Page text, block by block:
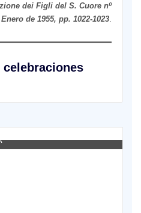
dei Figli del S. Cuore nº
de 1955, pp. 1022-1023
celebraciones